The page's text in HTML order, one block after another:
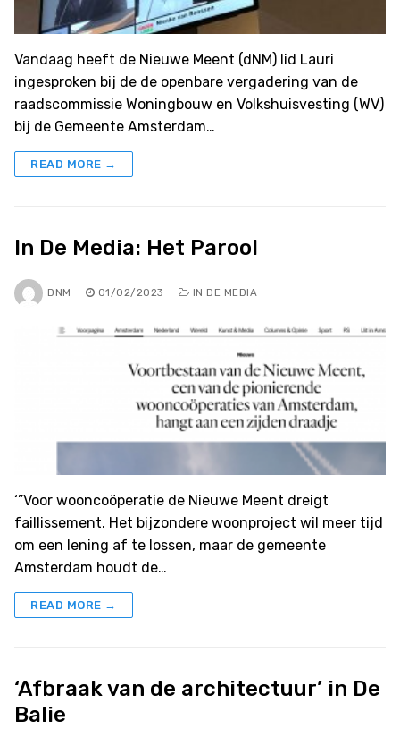
Vandaag heeft de Nieuwe Meent (dNM) lid Lauri
ingesproken bij de de openbare vergadering van de
raadscommissie Woningbouw en Volkshuisvesting (WV)
bij de Gemeente Amsterdam…
READ MORE →
In De Media: Het Parool
DNM 01/02/2023 IN DE MEDIA
‘”Voor wooncoöperatie de Nieuwe Meent dreigt
faillissement. Het bijzondere woonproject wil meer tijd
om een lening af te lossen, maar de gemeente
Amsterdam houdt de…
READ MORE →
‘Afbraak van de architectuur’ in De
Balie